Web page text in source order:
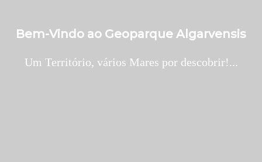
Bem-Vindo ao Geoparque Algarvensis
Um Território, vários Mares por descobrir!...